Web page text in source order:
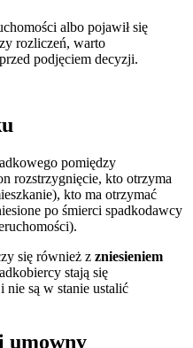
albo pojawił się
rozliczeń, warto
podjęciem decyzji.
pomiędzy
rozstrzygnięcie, kto otrzyma
kto ma otrzymać
po śmierci spadkodawcy
się również z zniesieniem
stają się
nie są w stanie ustalić
umowny